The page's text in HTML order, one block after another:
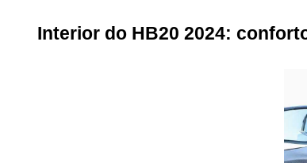
Interior do HB20 2024: